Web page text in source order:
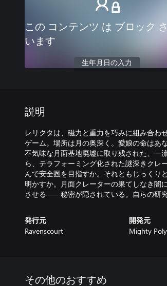
この コンテンツ は ブロック
います
生年月日の入力
説明
レリクタは、磁力と重力を巧みに組み合わ
ゲーム。場所は月の奥深く。愛娘の命はあ
不気味な月面基地廃墟に取り残された、一
ら、テラフォーミング化された謎深きクレ
んで安全圏を目指すか。それともじっくり
明かすか。月面クレーターの果てしなき
させる――秘密が隠されている。自らの研
発行元
Ravenscourt
開発元
Mighty
その他のおすすめ